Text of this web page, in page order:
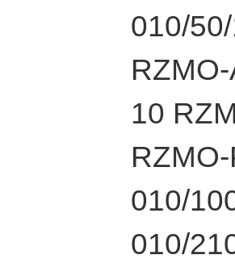
010/
10
010/
010/